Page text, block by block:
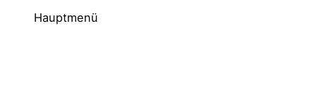
Hauptmenü